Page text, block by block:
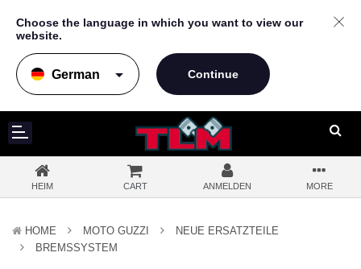
Choose the language in which you want to view our
website.
arrow_drop_down
HEIM CART ANMELDEN MORE
HOME MOTO GUZZI
NEUE ERSATZTEILE
BREMSSYSTEM